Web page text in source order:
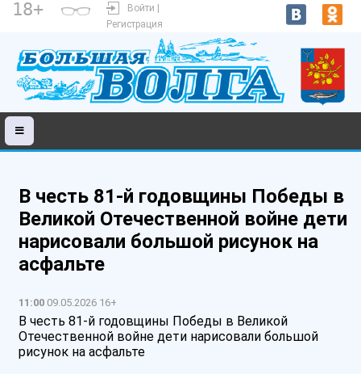
18+
Войти |
Регистрация
В честь 81-й годовщины Победы в
Великой Отечественной войне дети
нарисовали большой рисунок на
асфальте
11:00 09.05.2026 16+
В честь 81-й годовщины Победы в Великой
Отечественной войне дети нарисовали большой
рисунок на асфальте